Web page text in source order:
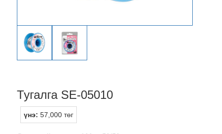
Тугалга SE-05010
үнэ: 57,000 төг